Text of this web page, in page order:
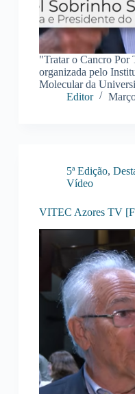
"Tratar o Cancro Por
organizada pelo
Molecular da
Editor
5ª Edição,
Vídeo
VITEC Azores TV